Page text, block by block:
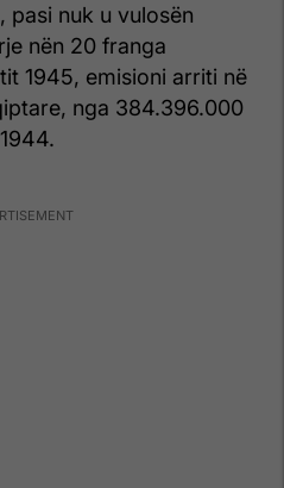
pasi nuk u vulosën
nën 20 franga
1945, emisioni arriti në
nga 384.396.000